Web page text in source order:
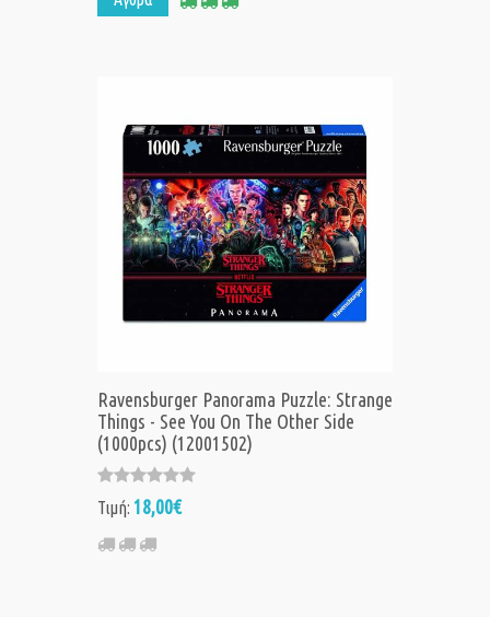
Ravensburger Panorama Puzzle: Strange
Things - See You On The Other Side
(1000pcs) (12001502)
Τιμή: 18,00€